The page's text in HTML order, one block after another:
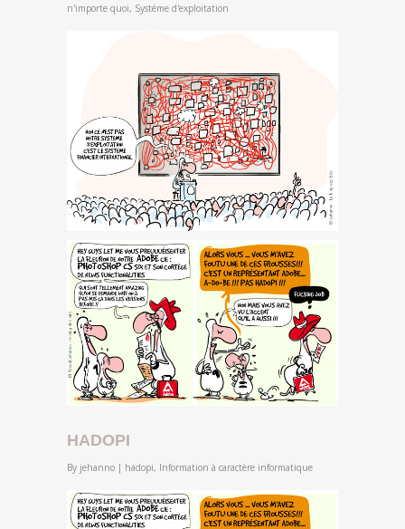
n'importe quoi, Systéme d'exploitation
HADOPI
By jehanno | hadopi, Information à caractère informatique